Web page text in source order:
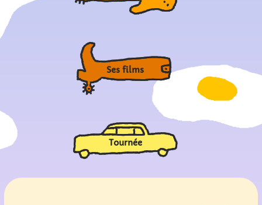
Ses films
Tournée